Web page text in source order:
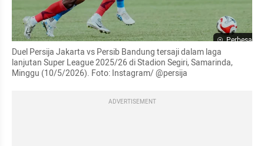
Perbesar
Duel Persija Jakarta vs Persib Bandung tersaji dalam laga
lanjutan Super League 2025/26 di Stadion Segiri, Samarinda,
Minggu (10/5/2026). Foto: Instagram/ @persija
ADVERTISEMENT